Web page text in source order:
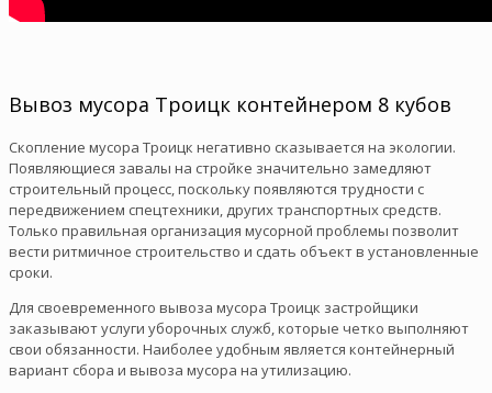
Вывоз мусора Троицк контейнером 8 кубов
Скопление мусора Троицк негативно сказывается на экологии.
Появляющиеся завалы на стройке значительно замедляют
строительный процесс, поскольку появляются трудности с
передвижением спецтехники, других транспортных средств.
Только правильная организация мусорной проблемы позволит
вести ритмичное строительство и сдать объект в установленные
сроки.
Для своевременного вывоза мусора Троицк застройщики
заказывают услуги уборочных служб, которые четко выполняют
свои обязанности. Наиболее удобным является контейнерный
вариант сбора и вывоза мусора на утилизацию.